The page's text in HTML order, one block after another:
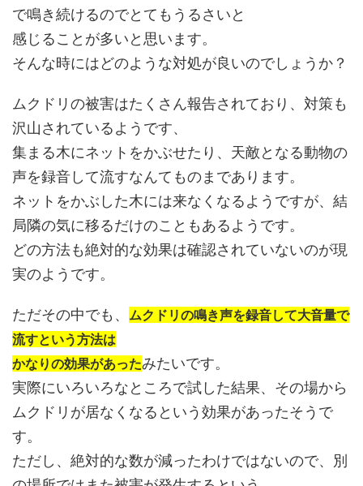
で鳴き続けるのでとてもうるさいと
感じることが多いと思います。
そんな時にはどのような対処が良いのでしょうか？
ムクドリの被害はたくさん報告されており、対策も
沢山されているようです、
集まる木にネットをかぶせたり、天敵となる動物の
声を録音して流すなんてものまであります。
ネットをかぶした木には来なくなるようですが、結
局隣の気に移るだけのこともあるようです。
どの方法も絶対的な効果は確認されていないのが現
実のようです。
ただその中でも、 ムクドリの鳴き声を録音して大音量で
流すという方法は
かなりの効果があったみたいです。
実際にいろいろなところで試した結果、その場から
ムクドリが居なくなるという効果があったそうで
す。
ただし、絶対的な数が減ったわけではないので、別